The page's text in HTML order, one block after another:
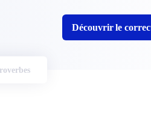
Découvrir le